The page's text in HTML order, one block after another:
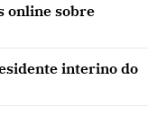
online sobre
interino do